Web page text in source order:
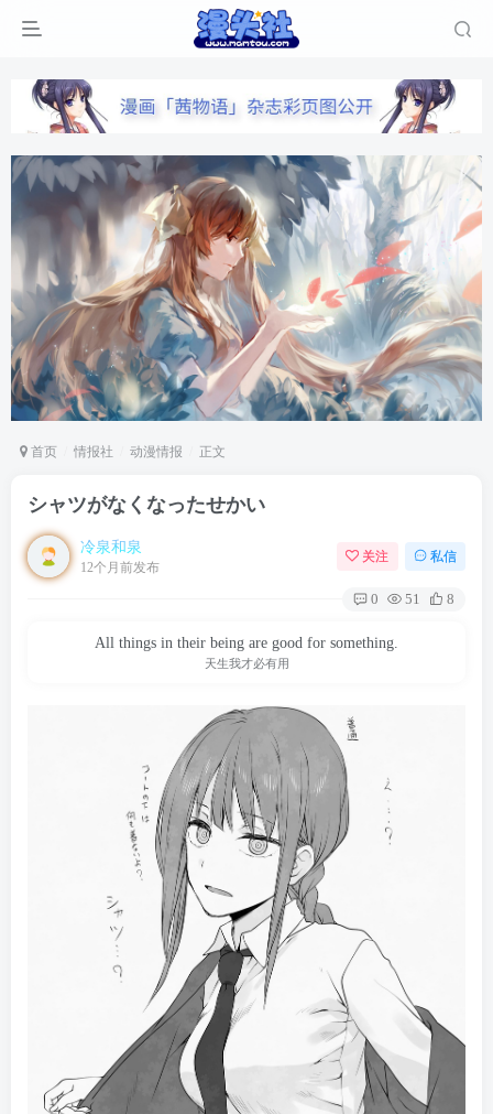
首页 情报社 动漫情报 正文
シャツがなくなったせかい
冷泉和泉
12个月前发布
关注 私信
0 51 8
All things in their being are good for something.
天生我才必有用